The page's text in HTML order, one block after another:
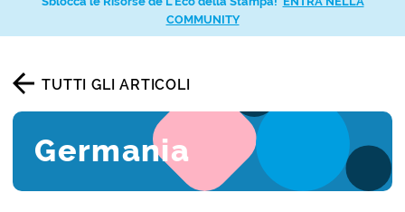
TUTTI GLI ARTICOLI
Germania
COMMUNITY